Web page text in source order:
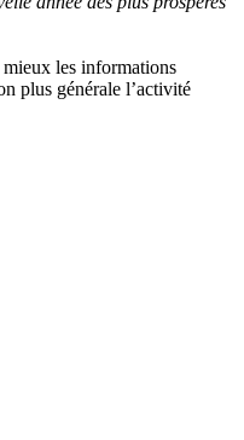
mieux les informations
plus générale l’activité